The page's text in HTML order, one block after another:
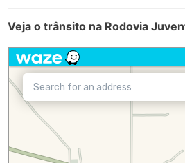
Veja o trânsito na Rodovia